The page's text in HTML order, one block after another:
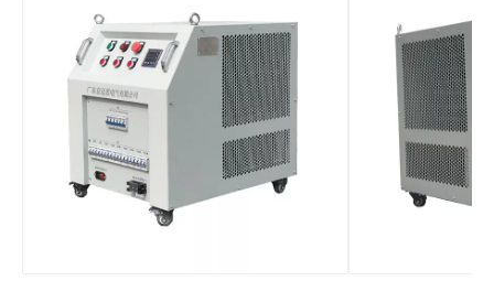
Banco de carga no lineal RCD de CA trifásico de 45 KW Banco de carga RCD de 30 KW - Banco de carga portátil